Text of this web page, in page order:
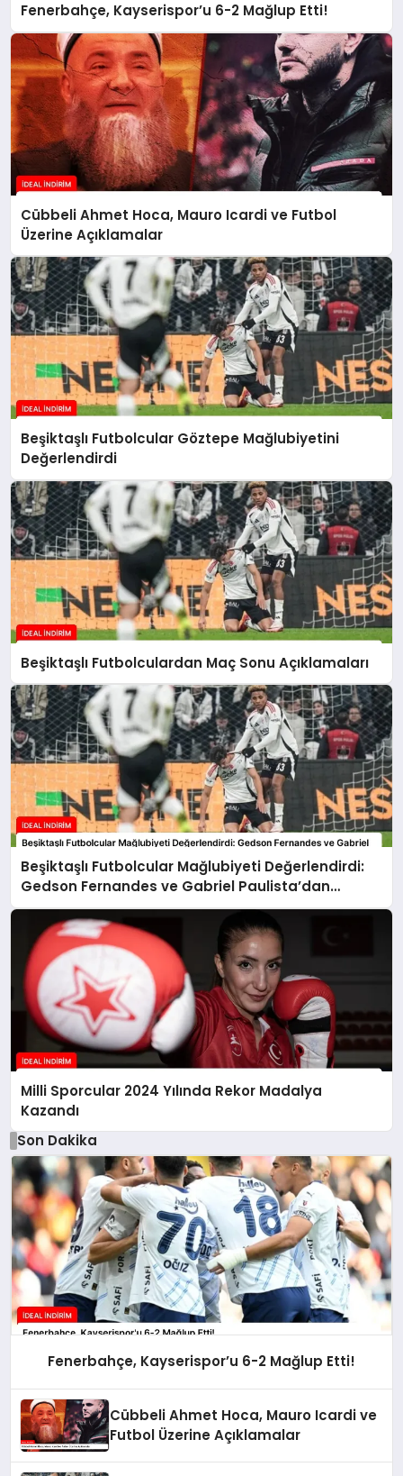
Fenerbahçe, Kayserispor’u 6-2 Mağlup Etti!
Cübbeli Ahmet Hoca, Mauro Icardi ve Futbol
Üzerine Açıklamalar
Beşiktaşlı Futbolcular Göztepe Mağlubiyetini
Değerlendirdi
Beşiktaşlı Futbolculardan Maç Sonu Açıklamaları
Beşiktaşlı Futbolcular Mağlubiyeti Değerlendirdi:
Gedson Fernandes ve Gabriel Paulista’dan
Açıklamalar
Milli Sporcular 2024 Yılında Rekor Madalya
Kazandı
Son Dakika
Fenerbahçe, Kayserispor’u 6-2 Mağlup Etti!
Cübbeli Ahmet Hoca, Mauro Icardi ve
Futbol Üzerine Açıklamalar